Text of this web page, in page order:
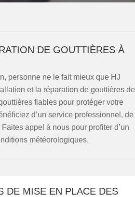
DE GOUTTIÈRES À
personne ne le fait mieux que HJ
et la réparation de gouttières de
fiables pour protéger votre
d’un service professionnel, de
appel à nous pour profiter d’un
météorologiques.
DE MISE EN PLACE DES